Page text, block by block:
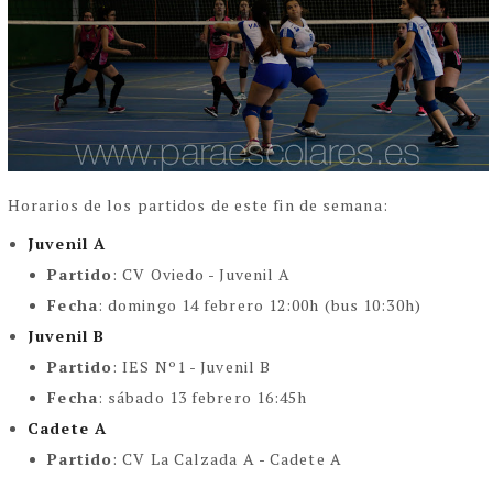
Horarios de los partidos de este fin de semana:
Juvenil A
Partido: CV Oviedo - Juvenil A
Fecha: domingo 14 febrero 12:00h (bus 10:30h)
Juvenil B
Partido: IES Nº1 - Juvenil B
Fecha: sábado 13 febrero 16:45h
Cadete A
Partido:CV La Calzada A - Cadete A